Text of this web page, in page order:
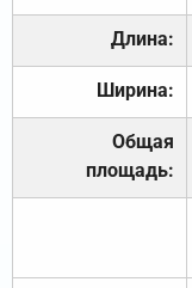
Длина:
Ширина:
Общая
площадь: